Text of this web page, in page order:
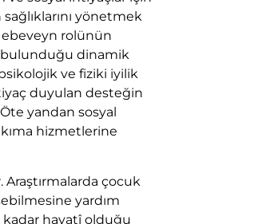
yönetmek
ebeveyn rolünün
bulunduğu dinamik
ve fiziki iyilik
duyulan desteğin
yandan sosyal
hizmetlerine
çocuk
yardım
kadar hayatî olduğu